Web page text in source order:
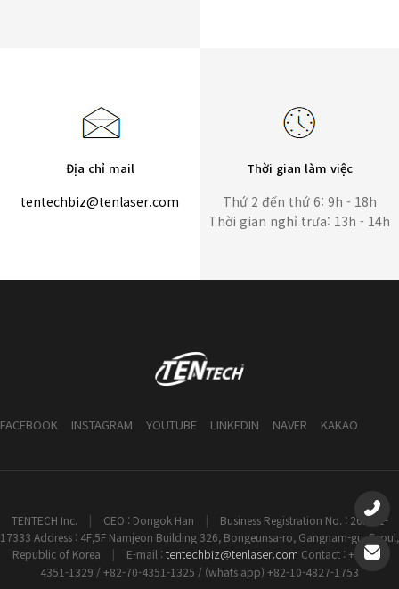
Địa chỉ mail
tentechbiz@tenlaser.com
Thời gian làm việc
Thứ 2 đến thứ 6: 9h - 18h
Thời gian nghỉ trưa: 13h - 14h
FACEBOOK INSTAGRAM YOUTUBE LINKEDIN NAVER KAKAO
TENTECH Inc. | CEO : Dongok Han |
Business Registration No. : 261-81-
17333 Address : 4F,5F Namjeon Building 326, Bongeunsa-ro, Gangnam-gu, Seoul,
Republic of Korea
| E-mail :tentechbiz@tenlaser.com Contact : +82-70-
4351-1329 / +82-70-4351-1325 / (whats app) +82-10-4827-1753